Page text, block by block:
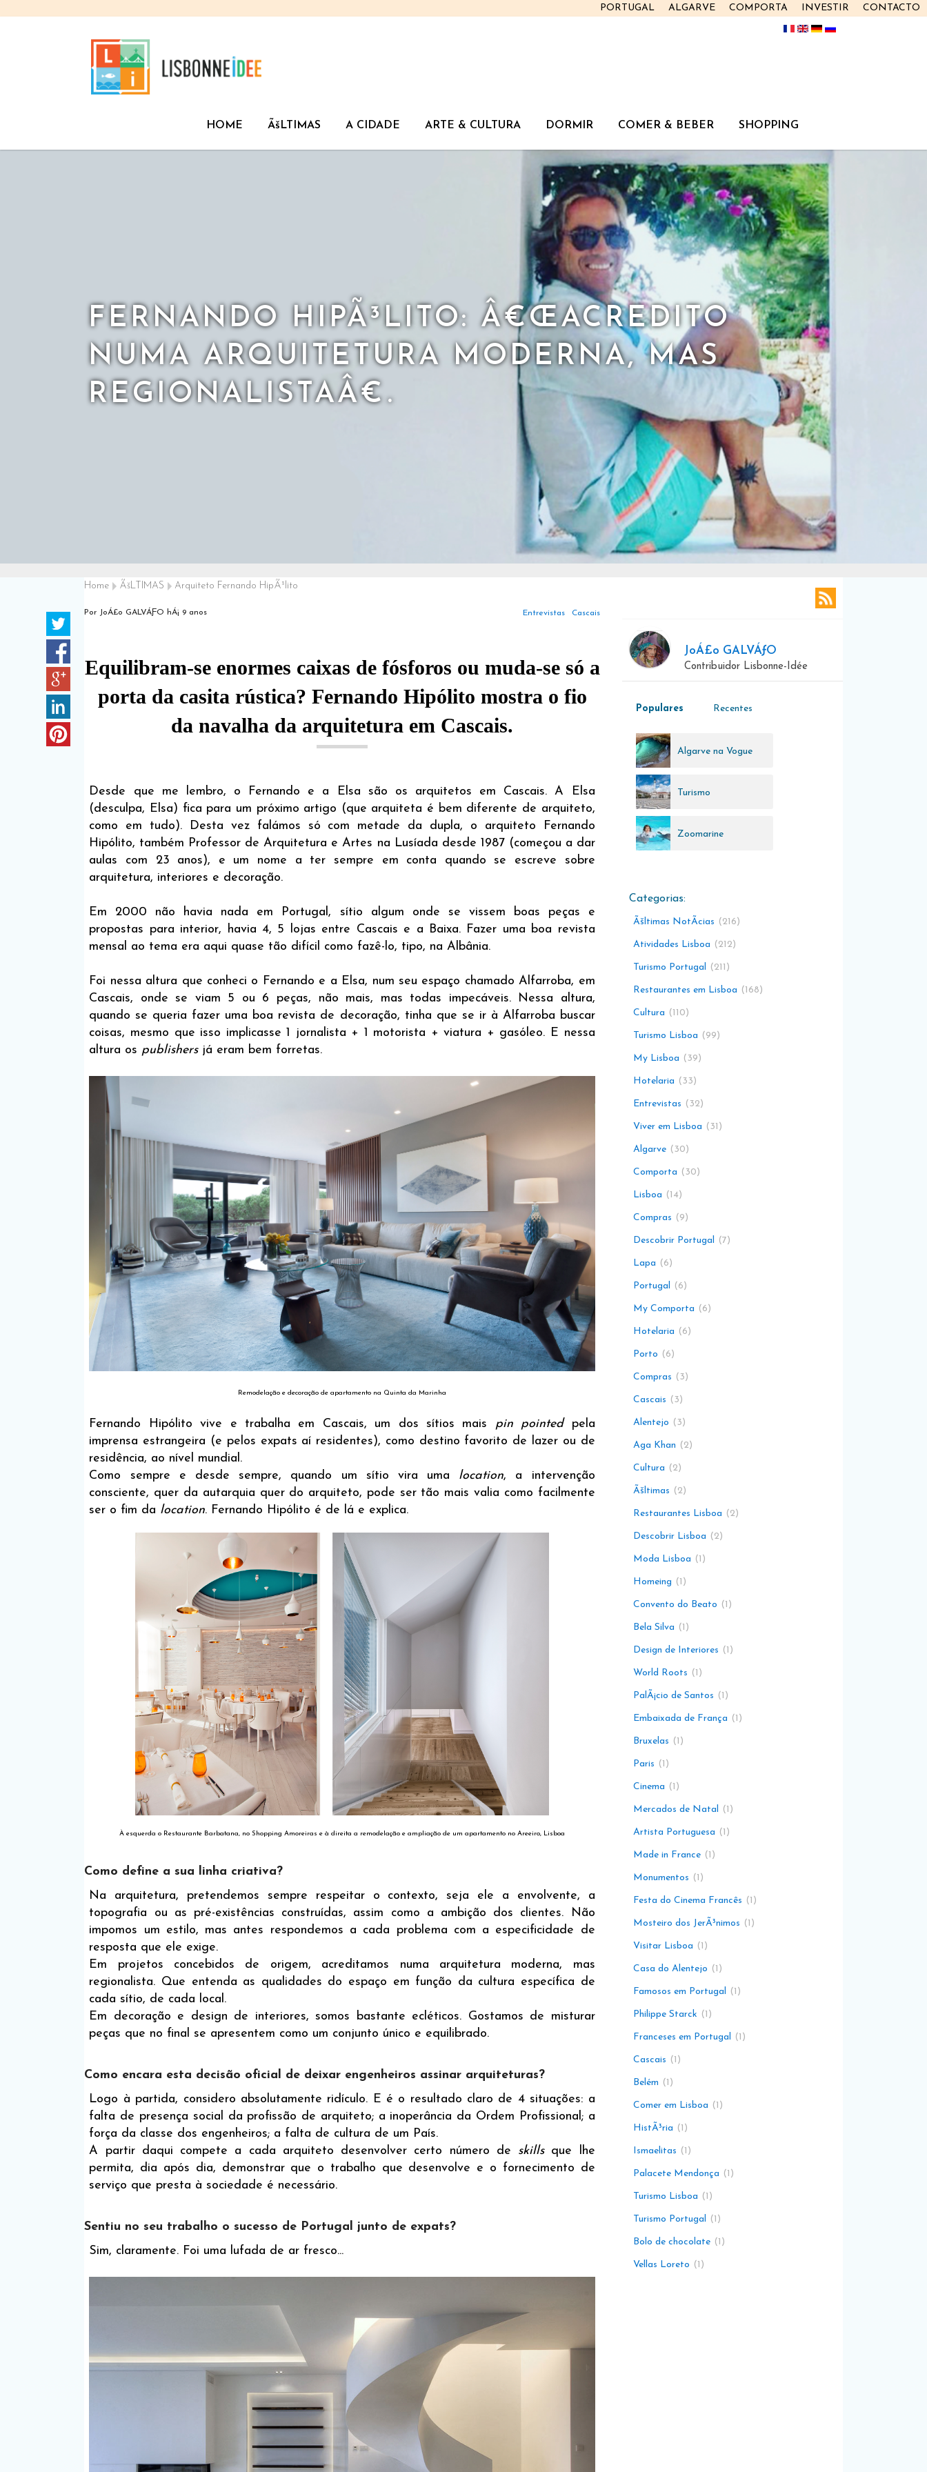
CONTACTO
INVESTIR
COMPORTA
ALGARVE
PORTUGAL
HOME ÃšLTIMAS A CIDADE ARTE & CULTURA DORMIR COMER & BEBER SHOPPING
FERNANDO HIPÃ³LITO: Â€ŒACREDITO
NUMA ARQUITETURA MODERNA, MAS
REGIONALISTAÂ€.
Home ÃšLTIMAS Arquiteto Fernando HipÃ³lito
Por JoÁ£o GALVÁƑO hÁ¡ 9 anos Entrevistas Cascais
Equilibram-se enormes caixas de fósforos ou muda-se só a
porta da casita rústica? Fernando Hipólito mostra o fio
da navalha da arquitetura em Cascais.
Desde que me lembro, o Fernando e a Elsa são os arquitetos em Cascais. A Elsa
(desculpa, Elsa) fica para um próximo artigo (que arquiteta é bem diferente de arquiteto,
como em tudo). Desta vez falámos só com metade da dupla, o arquiteto Fernando
Hipólito, também Professor de Arquitetura e Artes na Lusíada desde 1987 (começou a dar
aulas com 23 anos), e um nome a ter sempre em conta quando se escreve sobre
arquitetura, interiores e decoração.
Em 2000 não havia nada em Portugal, sítio algum onde se vissem boas peças e
propostas para interior, havia 4, 5 lojas entre Cascais e a Baixa. Fazer uma boa revista
mensal ao tema era aqui quase tão difícil como fazê-lo, tipo, na Albânia.
Foi nessa altura que conheci o Fernando e a Elsa, num seu espaço chamado Alfarroba, em
Cascais, onde se viam 5 ou 6 peças, não mais, mas todas impecáveis. Nessa altura,
quando se queria fazer uma boa revista de decoração, tinha que se ir à Alfarroba buscar
coisas, mesmo que isso implicasse 1 jornalista + 1 motorista + viatura + gasóleo. E nessa
altura os publishers já eram bem forretas.
Remodelação e decoração de apartamento na Quinta da Marinha
Fernando Hipólito vive e trabalha em Cascais, um dos sítios mais pin pointed pela
imprensa estrangeira (e pelos expats aí residentes), como destino favorito de lazer ou de
residência, ao nível mundial.
Como sempre e desde sempre, quando um sítio vira uma location, a intervenção
consciente, quer da autarquia quer do arquiteto, pode ser tão mais valia como facilmente
ser o fim da location. Fernando Hipólito é de lá e explica.
À esquerda o Restaurante Barbatana, no Shopping Amoreiras e à direita a remodelação e ampliação de um apartamento no Areeiro, Lisboa
Como define a sua linha criativa?
Na arquitetura, pretendemos sempre respeitar o contexto, seja ele a envolvente, a
topografia ou as pré-existências construídas, assim como a ambição dos clientes. Não
impomos um estilo, mas antes respondemos a cada problema com a especificidade de
resposta que ele exige.
Em projetos concebidos de origem, acreditamos numa arquitetura moderna, mas
regionalista. Que entenda as qualidades do espaço em função da cultura específica de
cada sítio, de cada local.
Em decoração e design de interiores, somos bastante ecléticos. Gostamos de misturar
peças que no final se apresentem como um conjunto único e equilibrado.
Como encara esta decisão oficial de deixar engenheiros assinar arquiteturas?
Logo à partida, considero absolutamente ridículo. E é o resultado claro de 4 situações: a
falta de presença social da profissão de arquiteto; a inoperância da Ordem Profissional; a
força da classe dos engenheiros; a falta de cultura de um País.
A partir daqui compete a cada arquiteto desenvolver certo número de skills que lhe
permita, dia após dia, demonstrar que o trabalho que desenvolve e o fornecimento de
serviço que presta à sociedade é necessário.
Sentiu no seu trabalho o sucesso de Portugal junto de expats?
Sim, claramente. Foi uma lufada de ar fresco...
JoÁ£o GALVÁƒO
Contribuidor Lisbonne-Idée
Populares Recentes
Algarve na Vogue
Turismo
SustentÃ¡vel
Zoomarine
Ãšltimas NotÃ­cias 216
Atividades Lisboa 212
Turismo Portugal 211
Restaurantes em Lisboa 168
Cultura 110
Turismo Lisboa 99
My Lisboa 39
Hotelaria 33
Entrevistas 32
Viver em Lisboa 31
Algarve 30
Comporta 30
Lisboa 14
Compras 9
Descobrir Portugal 7
Lapa 6
Portugal 6
My Comporta 6
Hotelaria 6
Porto 6
Compras 3
Cascais 3
Alentejo 3
Aga Khan 2
Cultura 2
Ãšltimas 2
Restaurantes Lisboa 2
Descobrir Lisboa 2
Moda Lisboa 1
Homeing 1
Convento do Beato 1
Bela Silva 1
Design de Interiores 1
World Roots 1
PalÃ¡cio de Santos 1
Embaixada de França 1
Bruxelas 1
Paris 1
Cinema 1
Mercados de Natal 1
Artista Portuguesa 1
Made in France 1
Monumentos 1
Festa do Cinema Francês 1
Mosteiro dos JerÃ³nimos 1
Visitar Lisboa 1
Casa do Alentejo 1
Famosos em Portugal 1
Philippe Starck 1
Franceses em Portugal 1
Cascais 1
Belém 1
Comer em Lisboa 1
HistÃ³ria 1
Ismaelitas 1
Palacete Mendonça 1
Turismo Lisboa 1
Turismo Portugal 1
Bolo de chocolate 1
Vellas Loreto 1